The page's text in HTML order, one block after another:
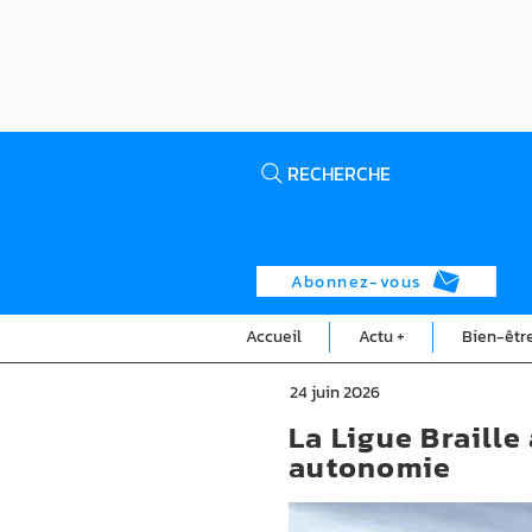
RECHERCHE
Abonnez-vous
Accueil Actu + Bien-
24 juin 2026
La Ligue
autonomie